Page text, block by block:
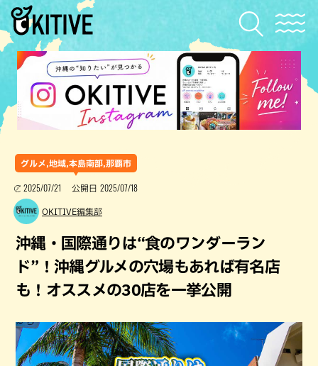
グルメ,地域,本島南部,那覇市
2025/07/21 公開日 2025/07/18
OKITIVE編集部
沖縄・国際通りは“食のワンダーラン
ド”！沖縄グルメの穴場もあれば有名店
も！オススメの30店を一挙公開